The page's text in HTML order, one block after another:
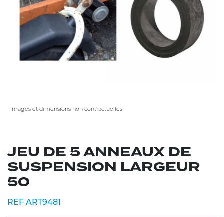
images et dimensions non contractuelles
JEU DE 5 ANNEAUX DE
SUSPENSION LARGEUR
50
REF ART9481